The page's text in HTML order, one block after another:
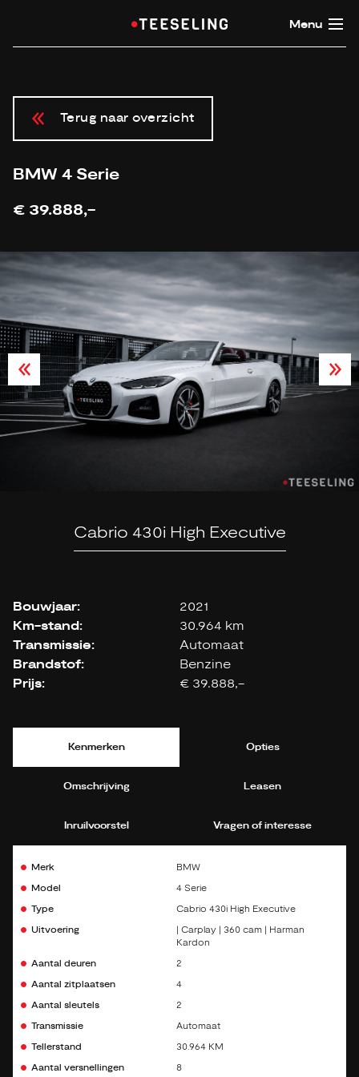
Menu
Terug naar overzicht
BMW 4 Serie
€ 39.888,-
Cabrio 430i High Executive
Bouwjaar: 2021
Km-stand: 30.964 km
Transmissie: Automaat
Brandstof: Benzine
Prijs: € 39.888,-
Kenmerken Opties
Omschrijving Leasen
Inruilvoorstel Vragen of interesse
Merk BMW
Model 4 Serie
Type Cabrio 430i High Executive
Uitvoering
| Carplay | 360 cam | Harman
Kardon
Aantal deuren 2
Aantal zitplaatsen 4
Aantal sleutels 2
Transmissie Automaat
Tellerstand 30.964 KM
Aantal versnellingen 8